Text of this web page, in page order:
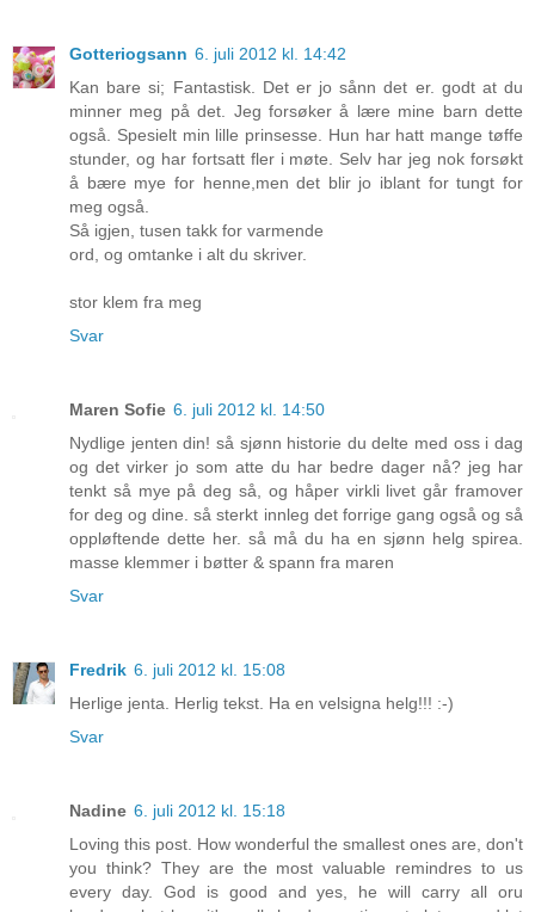
Gotteriogsann 6. juli 2012 kl. 14:42
Kan bare si; Fantastisk. Det er jo sånn det er. godt at du
minner meg på det. Jeg forsøker å lære mine barn dette
også. Spesielt min lille prinsesse. Hun har hatt mange tøffe
stunder, og har fortsatt fler i møte. Selv har jeg nok forsøkt
å bære mye for henne,men det blir jo iblant for tungt for
meg også.
Så igjen, tusen takk for varmende
ord, og omtanke i alt du skriver.
stor klem fra meg
Svar
Maren Sofie 6. juli 2012 kl. 14:50
Nydlige jenten din! så sjønn historie du delte med oss i dag
og det virker jo som atte du har bedre dager nå? jeg har
tenkt så mye på deg så, og håper virkli livet går framover
for deg og dine. så sterkt innleg det forrige gang også og så
oppløftende dette her. så må du ha en sjønn helg spirea.
masse klemmer i bøtter & spann fra maren
Svar
Fredrik 6. juli 2012 kl. 15:08
Herlige jenta. Herlig tekst. Ha en velsigna helg!!! :-)
Svar
Nadine 6. juli 2012 kl. 15:18
Loving this post. How wonderful the smallest ones are, don't
you think? They are the most valuable remindres to us
every day. God is good and yes, he will carry all oru